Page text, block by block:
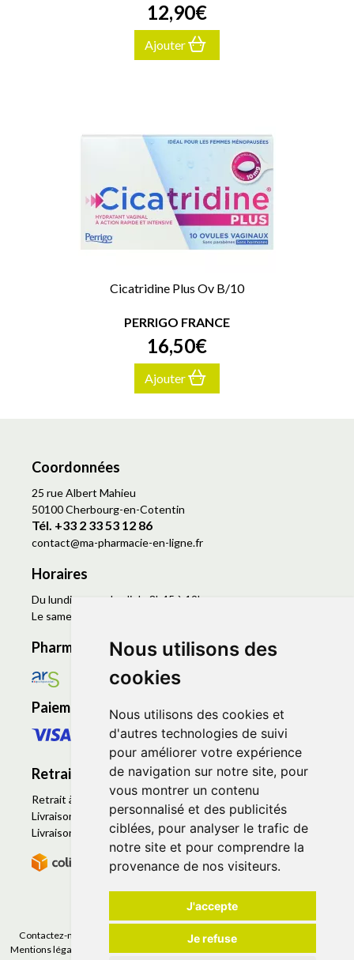
Nous utilisons des
cookies
Nous utilisons des cookies et
d'autres technologies de suivi
pour améliorer votre expérience
de navigation sur notre site, pour
vous montrer un contenu
personnalisé et des publicités
ciblées, pour analyser le trafic de
notre site et pour comprendre la
provenance de nos visiteurs.
J'accepte
Je refuse
12,90€
Ajouter
Cicatridine Plus Ov B/10
PERRIGO FRANCE
16,50€
Ajouter
Coordonnées
25 rue Albert Mahieu
50100 Cherbourg-en-Cotentin
Tél. +33 2 33 53 12 86
contact@ma-pharmacie-en-ligne.fr
Horaires
Du lundi au vendredi de 8h45 à 19h
Le samedi de 9h à 19h
Pharmacie en ligne agréée
Paiement sécurisé
Retrait - Livraison
Retrait à la pharmacie - Click & Collect
Livraison en Point Relais
Livraison à domicile
Contactez-nous | Déclarer un effet indésirable
Mentions légales